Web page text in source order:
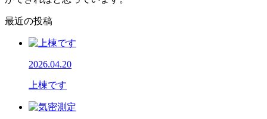
最近の投稿
2026.04.20
上棟です